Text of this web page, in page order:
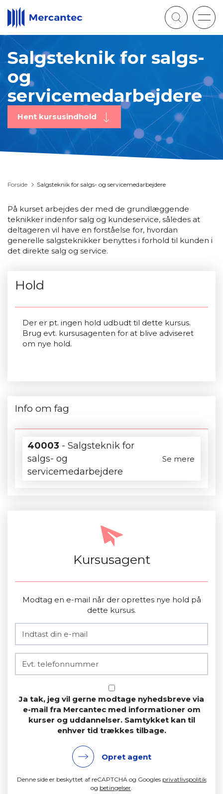
Salgsteknik for salgs-
og
servicemedarbejdere
Hent kursusindhold
Forside Salgsteknik for salgs- og servicemedarbejdere
På kurset arbejdes der med de grundlæggende
teknikker indenfor salg og kundeservice, således at
deltageren vil have en forståelse for, hvordan
generelle salgsteknikker benyttes i forhold til kunden i
det direkte salg og service.
Hold
Der er pt. ingen hold udbudt til dette kursus.
Brug evt. kursusagenten for at blive adviseret
om nye hold.
Info om fag
40003 - Salgsteknik for
salgs- og
servicemedarbejdere
Se mere
Kursusagent
Modtag en e-mail når der oprettes nye hold på
dette kursus.
Ja tak, jeg vil gerne modtage nyhedsbreve via
e-mail fra Mercantec med informationer om
kurser og uddannelser. Samtykket kan til
enhver tid trækkes tilbage.
Opret agent
Denne side er beskyttet af reCAPTCHA og Googles privatlivspolitik
og betingelser.